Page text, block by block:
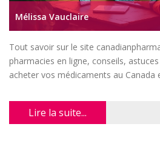
Mélissa Vauclaire
Tout savoir sur le site
pharmacies en ligne, conseils,
acheter vos médicaments au Canada
Lire la suite...